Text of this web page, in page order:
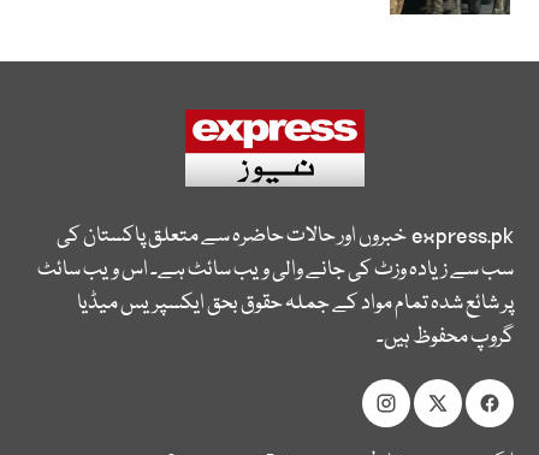
express.pkخبروں اور حالات حاضرہ سے متعلق پاکستان کی
سب سے زیادہ وزٹ کی جانے والی ویب سائٹ ہے۔ اس ویب سائٹ
پر شائع شدہ تمام مواد کے جملہ حقوق بحق ایکسپریس میڈیا
گروپ محفوظ ہیں۔